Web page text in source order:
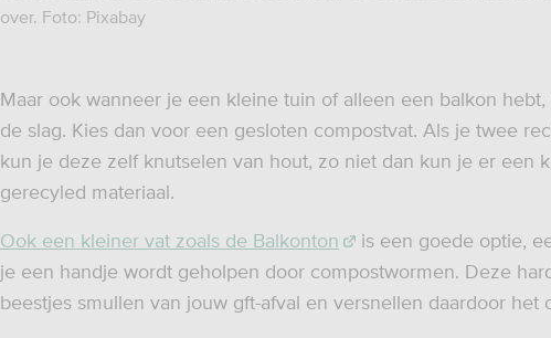
over. Foto: Pixabay
Maar ook wanneer je een kleine tuin of alleen een balkon
de slag. Kies dan voor een gesloten compostvat. Als je twee
kun je deze zelf knutselen van hout, zo niet dan kun je er een
gerecyled materiaal.
Ook een kleiner vat zoals de Balkonton
is een goede optie,
je een handje wordt geholpen door compostwormen. Deze
beestjes smullen van jouw gft-afval en versnellen daardoor het